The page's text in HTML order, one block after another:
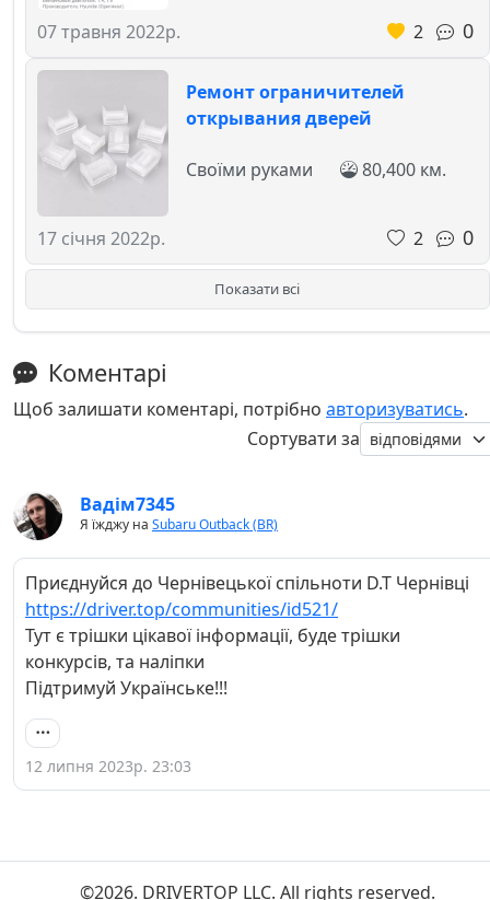
07 травня 2022р. 2 0
Ремонт ограничителей
открывания дверей
17 січня 2022р.
Своїми руками 80,400 км.
2 0
Показати всі
Коментарі
Щоб залишати коментарі, потрібно авторизуватись.
Сортувати за
Вадім7345
Я їжджу на Subaru Outback (BR)
Приєднуйся до Чернівецької спільноти D.T Чернівці
https://driver.top/communities/id521/
Тут є трішки цікавої інформації, буде трішки
конкурсів, та наліпки
Підтримуй Українське!!!
12 липня 2023р. 23:03
©2026. DRIVERTOP LLC. All rights reserved.